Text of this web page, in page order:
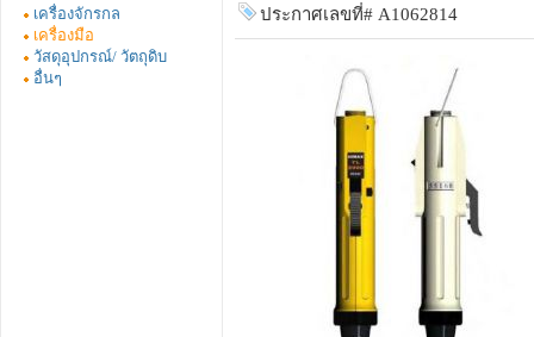
เครื่องจักรกล
เครื่องมือ
วัสดุอุปกรณ์/ วัตถุดิบ
อื่นๆ
ประกาศเลขที่# A1062814